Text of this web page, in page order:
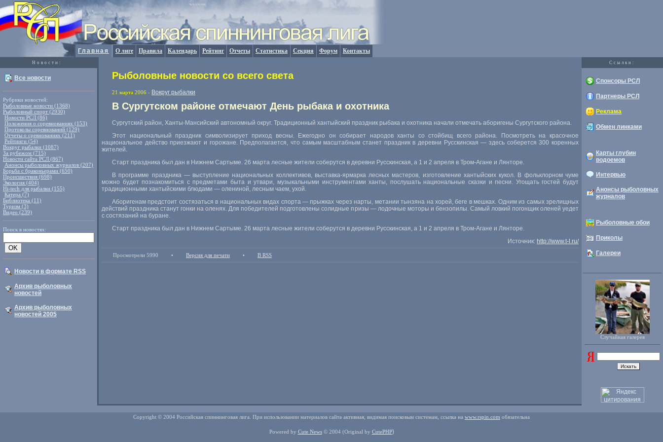
Главная О лиге Правила Календарь Рейтинг Отчеты Статистика Секция Форум Контакты
Новости: Cсылки:
Все новости
Рубрики новостей:
Рыболовные новости (1368)
Рыболовный спорт (2930)
Новости РСЛ (86)
Положения о соревнованиях (153)
Протоколы соревнований (129)
Отчеты о сревнованиях (211)
Рейтинги (54)
Вокруг рыбалки (1087)
За рубежом (715)
Новости сайта РСЛ (867)
Анонсы рыболовных журналов (207)
Борьба с браконьерами (650)
Происшествия (698)
Экология (404)
Hi-tech для рыбалки (155)
Катера (7)
Библиотека (11)
Туризм (3)
Видео (239)
Поиск в новостях:
Новости в формате RSS
Архив рыболовных
новостей
Архив рыболовных
новостей 2005
Рыболовные новости со всего света
21 марта 2006 - Вокруг рыбалки
В Сургутском районе отмечают День рыбака и охотника
Сургутский район, Ханты-Мансийский автономный округ. Традиционный хантыйский праздник рыбака и охотника начали отмечать аборигены Сургутского района.
Этот национальный праздник символизирует приход весны. Ежегодно он собирает народов ханты со стойбищ всего района. Посмотреть на красочное
национальное действо приезжают и горожане. Предполагается, что самым масштабным станет праздник в деревни Русскинская — здесь соберется 300 коренных
жителей.
Старт праздника был дан в Нижнем Сартыме. 26 марта лесные жители соберутся в деревни Русскинская, а 1 и 2 апреля в Тром-Агане и Лянторе.
В программе праздника — выступление национальных коллективов, выставка-ярмарка лесных мастеров, изготовление хантыйских кукол. В фольклорном чуме
можно будет познакомиться с предметами быта и утвари, музыкальными инструментами ханты, послушать национальные сказки и песни. Угощать гостей будут
традиционными хантыйскими блюдами — олениной, лесным чаем, ухой.
Аборигенам предстоит состязаться в национальных видах спорта — прыжках через нарты, метании тынзяна на хорей, беге в мешках. Одним из самых зрелищных
действий праздника станут гонки на оленях. Для победителей подготовлены солидные призы — лодочные моторы и бензопилы. Самый ловкий погонщик оленей уедет
с состязаний на буране.
Старт праздника был дан в Нижнем Сартыме. 26 марта лесные жители соберутся в деревни Русскинская, а 1 и 2 апреля в Тром-Агане и Лянторе.
Источник: http://www.t-l.ru/
Просмотрели 5990 • Версия для печати • В RSS
Спонсоры РСЛ
Партнеры РСЛ
Реклама
Обмен линками
Карты глубин
водоемов
Интервью
Анонсы рыболовных
журналов
Рыболовные обои
Приколы
Галереи
Случайная галерея
Copyright © 2004 Российская спиннинговая лига. При использовании материалов сайта активная, видимая поисковым системам, ссылка на www.rspin.com обязательна
Powered by Cute News© 2004 (Original by CutePHP)